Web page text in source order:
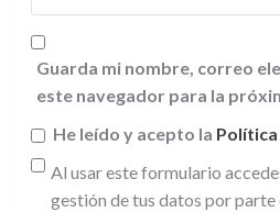
Guarda mi nombre, correo
este navegador para la
He leído y acepto la
Al usar este formulario
gestión de tus datos por parte